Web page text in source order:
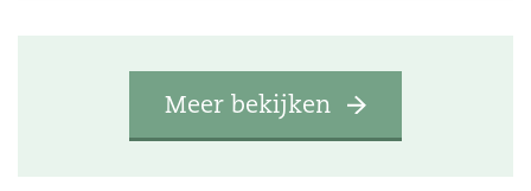
Meer bekijken